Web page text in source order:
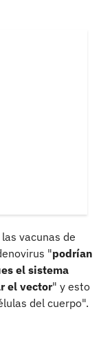
vacunas de
"podrían
el sistema
el vector" y esto
del cuerpo".